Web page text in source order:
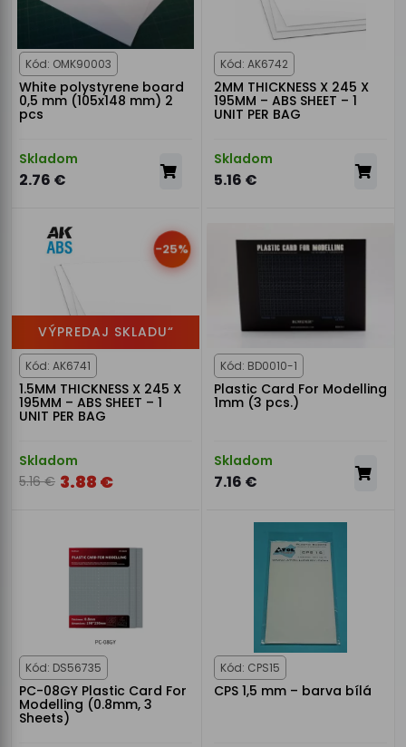
Kód: OMK90003
White polystyrene board
0,5 mm (105x148 mm) 2
pcs
Skladom
2.76 €
Kód: AK6742
2MM THICKNESS X 245 X
195MM – ABS SHEET – 1
UNIT PER BAG
Skladom
5.16 €
-25%
VÝPREDAJ SKLADU“
Kód: AK6741
1.5MM THICKNESS X 245 X
195MM – ABS SHEET – 1
UNIT PER BAG
Skladom
5.16 € 3.88 €
Kód: BD0010-1
Plastic Card For Modelling
1mm (3 pcs.)
Skladom
7.16 €
Kód: DS56735
PC-08GY Plastic Card For
Modelling (0.8mm, 3
Sheets)
Kód: CPS15
CPS 1,5 mm – barva bílá